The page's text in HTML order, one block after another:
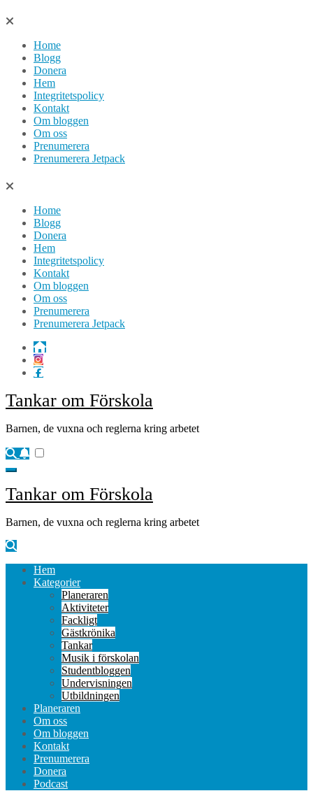
Hoppa
innehållHome
Blogg
Donera
Hem
Integritetspolicy
Kontakt
Om bloggen
Om oss
Prenumerera
Prenumerera Jetpack
Home
Blogg
Donera
Hem
Integritetspolicy
Kontakt
Om bloggen
Om oss
Prenumerera
Prenumerera Jetpack
Tankar om Förskola
Barnen, de vuxna och reglerna kring arbetet
Tankar om Förskola
Barnen, de vuxna och reglerna kring arbetet
Hem
Kategorier
Planeraren
Aktiviteter
Fackligt
Gästkrönika
Tankar
Musik i förskolan
Studentbloggen
Undervisningen
Utbildningen
Planeraren
Om oss
Om bloggen
Kontakt
Prenumerera
Donera
Podcast